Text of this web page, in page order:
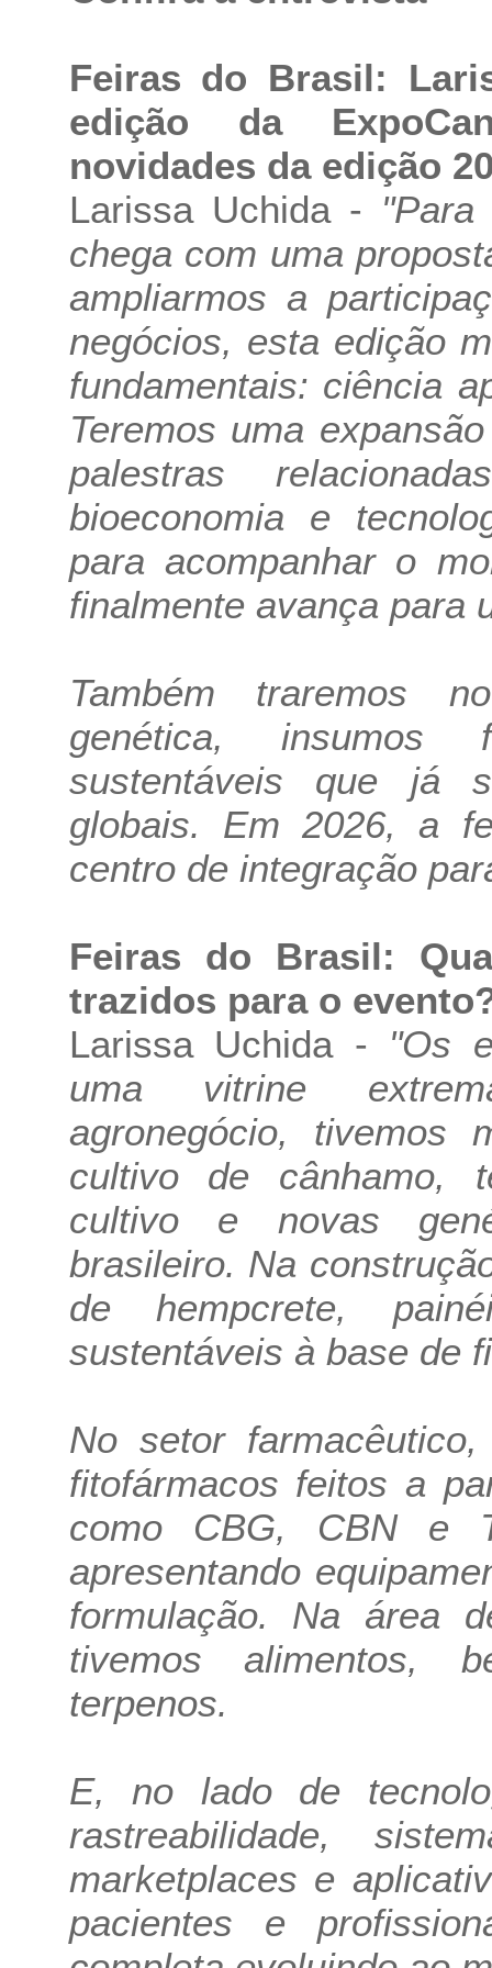
Feiras do Brasil:
edição da
novidades da edição
Larissa Uchida -
chega com uma
ampliarmos a
negócios, esta edição
fundamentais: ciência
Teremos uma
palestras
bioeconomia e
para acompanhar o
finalmente avança para
Também traremos
genética, insumos
sustentáveis que já
globais. Em 2026, a
centro de integração
Feiras do Brasil:
trazidos para o
Larissa Uchida - "Os
uma vitrine
agronegócio, tivemos
cultivo de cânhamo,
cultivo e novas
brasileiro. Na
de hempcrete,
sustentáveis à base de
No setor
fitofármacos feitos a
como CBG, CBN e
apresentando
formulação. Na área
tivemos alimentos,
terpenos.
E, no lado de
rastreabilidade,
marketplaces e
pacientes e